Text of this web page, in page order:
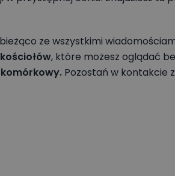
ze wszystkimi
, które możesz oglądać
Pozostań w kontakcie
zaprzestania
ale konieczne